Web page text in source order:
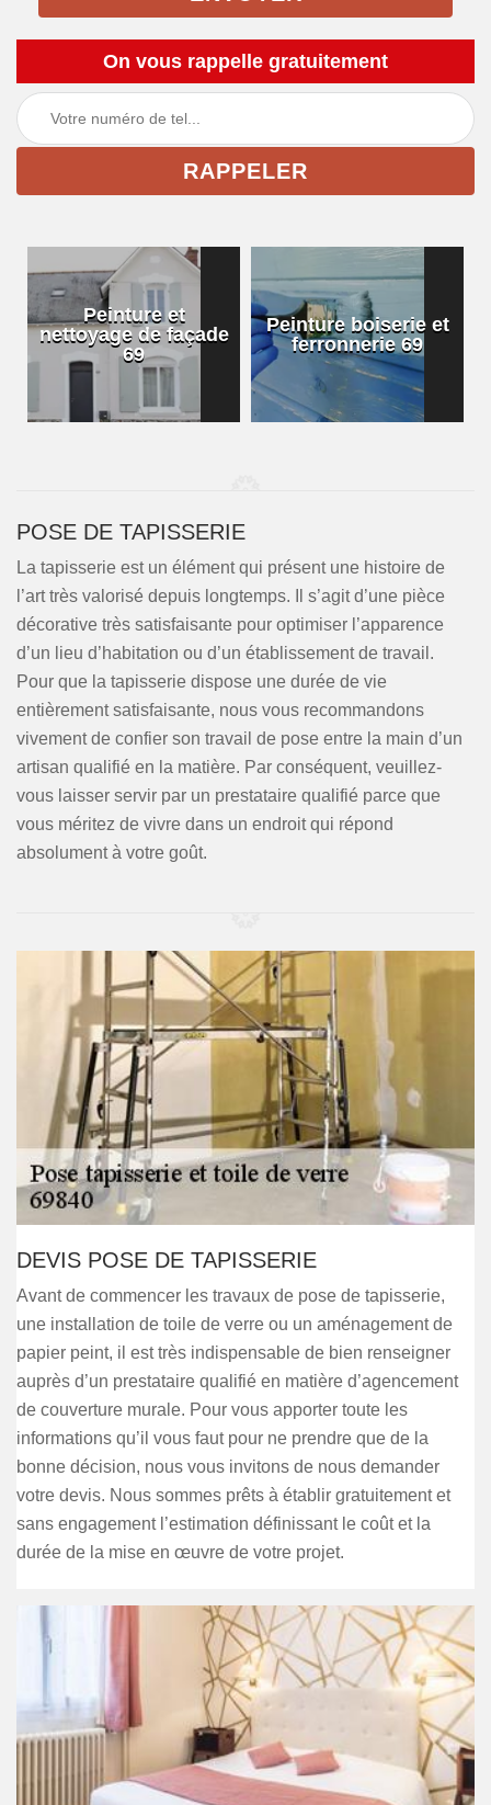
On vous rappelle gratuitement
Peinture et
nettoyage de façade
69
Peinture boiserie et
ferronnerie 69
POSE DE TAPISSERIE
La tapisserie est un élément qui présent une histoire de
l’art très valorisé depuis longtemps. Il s’agit d’une pièce
décorative très satisfaisante pour optimiser l’apparence
d’un lieu d’habitation ou d’un établissement de travail.
Pour que la tapisserie dispose une durée de vie
entièrement satisfaisante, nous vous recommandons
vivement de confier son travail de pose entre la main d’un
artisan qualifié en la matière. Par conséquent, veuillez-
vous laisser servir par un prestataire qualifié parce que
vous méritez de vivre dans un endroit qui répond
absolument à votre goût.
DEVIS POSE DE TAPISSERIE
Avant de commencer les travaux de pose de tapisserie,
une installation de toile de verre ou un aménagement de
papier peint, il est très indispensable de bien renseigner
auprès d’un prestataire qualifié en matière d’agencement
de couverture murale. Pour vous apporter toute les
informations qu’il vous faut pour ne prendre que de la
bonne décision, nous vous invitons de nous demander
votre devis. Nous sommes prêts à établir gratuitement et
sans engagement l’estimation définissant le coût et la
durée de la mise en œuvre de votre projet.